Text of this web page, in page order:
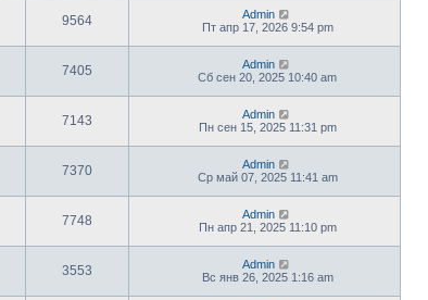
9564
Admin
Пт апр 17, 2026 9:54 pm
7405
Admin
Сб сен 20, 2025 10:40 am
7143
Admin
Пн сен 15, 2025 11:31 pm
7370
Admin
Ср май 07, 2025 11:41 am
7748
Admin
Пн апр 21, 2025 11:10 pm
3553
Admin
Вс янв 26, 2025 1:16 am